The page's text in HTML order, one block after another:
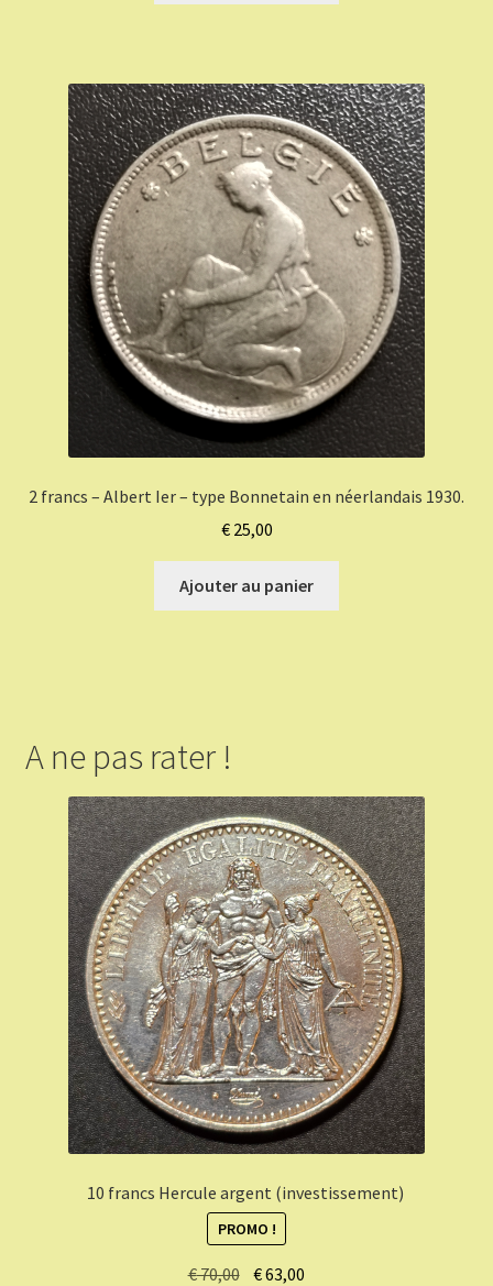
2 francs – Albert Ier – type Bonnetain en néerlandais 1930.
€25,00
Ajouter au panier
A ne pas rater !
10 francs Hercule argent (investissement)
PROMO !
€70,00 Le
€63,00